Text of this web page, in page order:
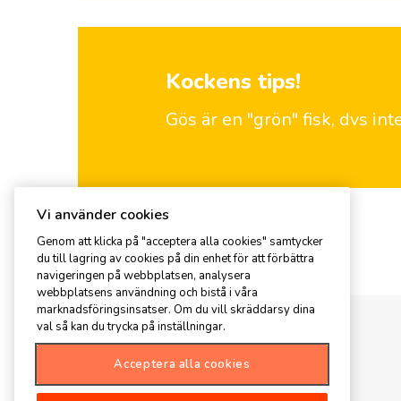
Kockens tips!
Gös är en "grön" fisk, dvs
Kommentar
Vi använder cookies
Genom att klicka på "acceptera alla cookies" samtycker
du till lagring av cookies på din enhet för att förbättra
navigeringen på webbplatsen, analysera
webbplatsens användning och bistå i våra
marknadsföringsinsatser. Om du vill skräddarsy dina
val så kan du trycka på inställningar.
Acceptera alla cookies